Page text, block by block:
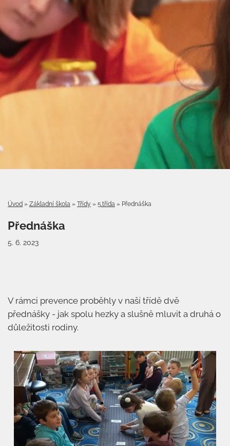
Úvod » Základní škola » Třídy » 5.třída » Přednáška
Přednáška
5. 6. 2023
V rámci prevence proběhly v naší třídě dvě
přednášky - jak spolu hezky a slušně mluvit a druhá o
důležitosti rodiny.